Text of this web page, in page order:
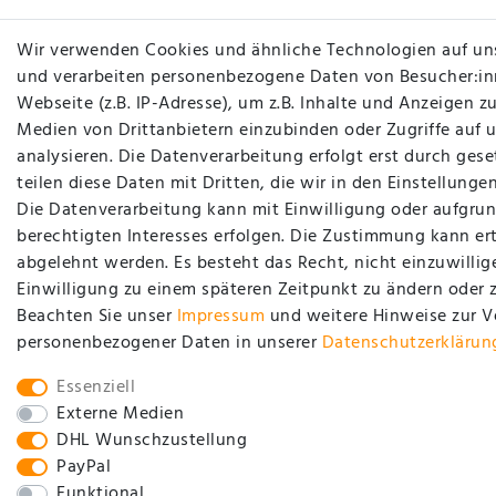
Wir verwenden Cookies und ähnliche Technologien auf
und verarbeiten personenbezogene Daten von
Webseite (z.B. IP-Adresse), um z.B. Inhalte und Anzeigen
Medien von Drittanbietern einzubinden oder Zugriffe auf
analysieren. Die Datenverarbeitung erfolgt erst durch
teilen diese Daten mit Dritten, die wir in den
Die Datenverarbeitung kann mit Einwilligung oder
berechtigten Interesses erfolgen. Die Zustimmung kann
abgelehnt werden. Es besteht das Recht, nicht
Einwilligung zu einem späteren Zeitpunkt zu ändern oder
Beachten Sie unser Impressum und weitere Hinweise zur
personenbezogener Daten in unserer
Essenziell
Externe Medien
DHL Wunschzustellung
PayPal